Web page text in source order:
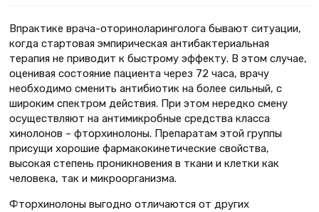
Впрактике врача-оториноларинголога бывают ситуации,
когда стартовая эмпирическая антибактериальная
терапия не приводит к быстрому эффекту. В этом случае,
оценивая состояние пациента через 72 часа, врачу
необходимо сменить антибиотик на более сильный, с
широким спектром действия. При этом нередко смену
осуществляют на антимикробные средства класса
хинолонов – фторхинолоны. Препаратам этой группы
присущи хорошие фармакокинетические свойства,
высокая степень проникновения в ткани и клетки как
человека, так и микроорганизма.
Фторхинолоны выгодно отличаются от других